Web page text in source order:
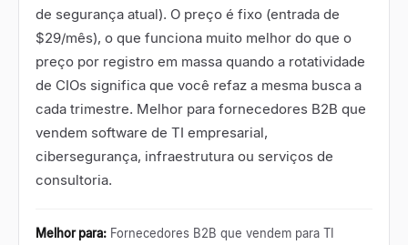
de segurança atual). O preço é fixo (entrada de
$29/mês), o que funciona muito melhor do que o
preço por registro em massa quando a rotatividade
de CIOs significa que você refaz a mesma busca a
cada trimestre. Melhor para fornecedores B2B que
vendem software de TI empresarial,
cibersegurança, infraestrutura ou serviços de
consultoria.
Melhor para: Fornecedores B2B que vendem para TI